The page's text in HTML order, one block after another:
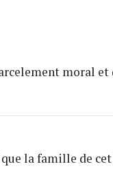
moral
la famille de